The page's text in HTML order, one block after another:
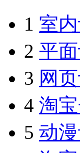
1 室
2 平
3 网
4 淘
5 动